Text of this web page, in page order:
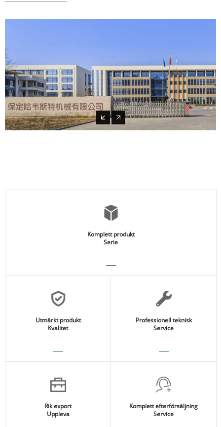
Komplett produkt
Serie
Utmärkt produkt
Kvalitet
Professionell teknisk
Service
Rik export
Uppleva
Komplett efterförsäljning
Service